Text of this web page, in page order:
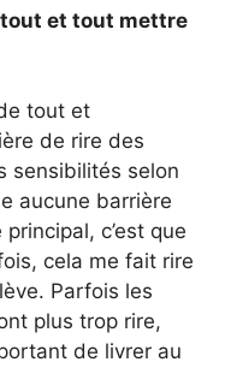
et tout mettre
tout et
de rire des
sensibilités selon
aucune barrière
c’est que
cela me fait rire
Parfois les
plus trop rire,
de livrer au